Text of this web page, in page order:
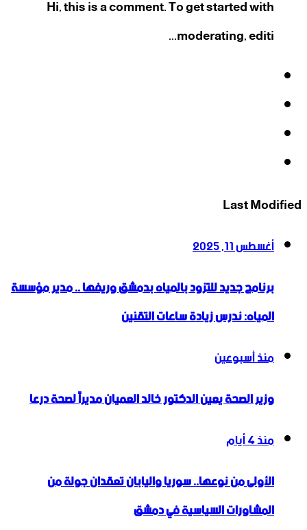
Hi, this is a comment. To get started with
moderating, editi...
Last Modified
أغسطس 11, 2025
برنامج جديد للتزود بالمياه بدمشق وريفها .. مدير مؤسسة
المياه: ندرس زيادة ساعات التقنين
منذ أسبوعين
وزير الصحة يعين الدكتور خالد العميان مديراً لصحة درعا
منذ 4 أيام
الأولى من نوعها.. سوريا واليابان تعقدان جولة من
المشاورات السياسية في دمشق